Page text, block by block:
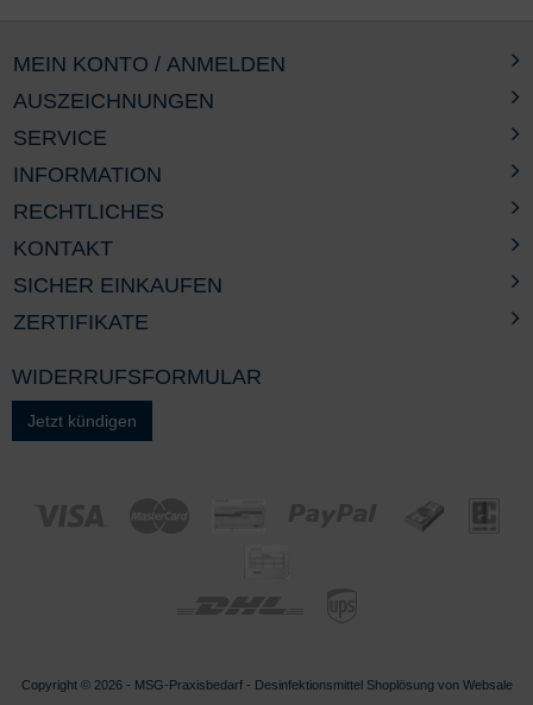
AUSZEICHNUNGEN
SERVICE
INFORMATION
RECHTLICHES
MEIN KONTO / ANMELDEN
KONTAKT
SICHER EINKAUFEN
ZERTIFIKATE
WIDERRUFSFORMULAR
Jetzt kündigen
Copyright © 2026 - MSG-Praxisbedarf- DesinfektionsmittelShoplösung von Websale